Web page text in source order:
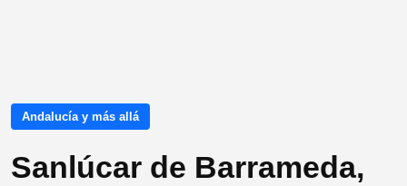
Andalucía y más allá
Sanlúcar de Barrameda,